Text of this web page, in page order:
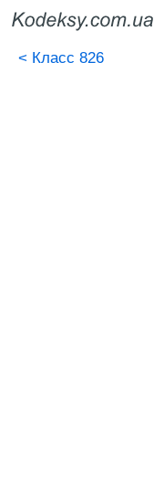
< Класс 826